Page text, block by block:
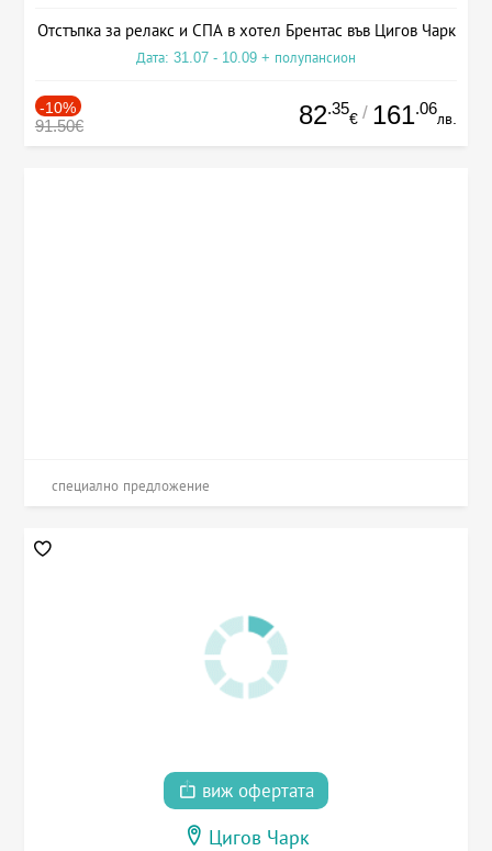
Отстъпка за релакс и СПА в хотел Брентас във Цигов Чарк
Дата: 31.07 - 10.09 + полупансион
-10%
91.50€ 82.35
€ / 161.06
лв.
специално предложение
виж офертата
Цигов Чарк